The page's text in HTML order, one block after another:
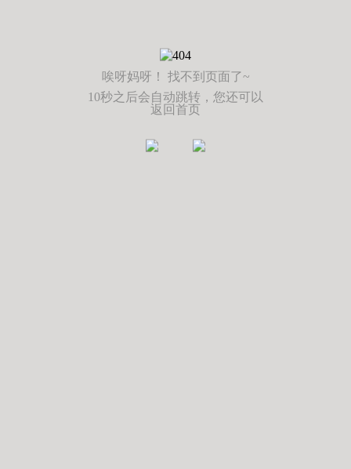
唉呀妈呀！ 找不到页面了~
10秒之后会自动跳转，您还可以
返回首页